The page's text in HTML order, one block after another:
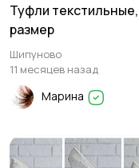
Туфли
размер
Шипуново
11 месяцев назад
Марина